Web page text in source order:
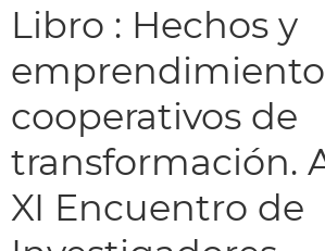
Libro : Hechos y
cooperativos de
transformación.
XI Encuentro de